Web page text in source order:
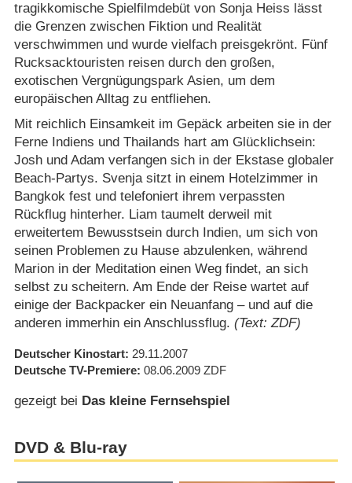
tragikkomische Spielfilmdebüt von Sonja Heiss lässt
die Grenzen zwischen Fiktion und Realität
verschwimmen und wurde vielfach preisgekrönt. Fünf
Rucksacktouristen reisen durch den großen,
exotischen Vergnügungspark Asien, um dem
europäischen Alltag zu entfliehen.
Mit reichlich Einsamkeit im Gepäck arbeiten sie in der
Ferne Indiens und Thailands hart am Glücklichsein:
Josh und Adam verfangen sich in der Ekstase globaler
Beach-Partys. Svenja sitzt in einem Hotelzimmer in
Bangkok fest und telefoniert ihrem verpassten
Rückflug hinterher. Liam taumelt derweil mit
erweitertem Bewusstsein durch Indien, um sich von
seinen Problemen zu Hause abzulenken, während
Marion in der Meditation einen Weg findet, an sich
selbst zu scheitern. Am Ende der Reise wartet auf
einige der Backpacker ein Neuanfang – und auf die
anderen immerhin ein Anschlussflug. (Text: ZDF)
Deutscher Kinostart 29.11.2007
Deutsche TV-Premiere 08.06.2009 ZDF
gezeigt bei Das kleine Fernsehspiel
DVD & Blu-ray